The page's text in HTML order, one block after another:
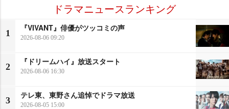
ドラマニュースランキング
1
『VIVANT』俳優がツッコミの声
2026-08-06 09:20
2
『ドリームハイ』放送スタート
2026-08-06 16:30
3
テレ東、東野さん追悼でドラマ放送
2026-08-05 15:00